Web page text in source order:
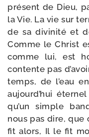
pré­sent de Dieu,
la Vie. La vie sur
de sa divi­ni­té et
Comme le Christ
comme lui, est
contente pas
temps, de l’eau
aujourd’hui
qu’un simple
nous pas dire, que
fit alors, Il le fit